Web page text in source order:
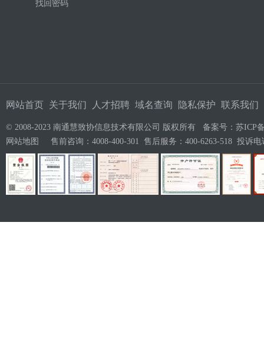
找回密码
网站首页 关于我们 人才招聘 域名查询 隐私保护 联系我们
© 2008-2023 南通慧致协信息技术有限公司 版权所有 备案号： 苏ICP
网站地图
售前咨询：4008-400-301 售后服务：400-6263-518 投诉